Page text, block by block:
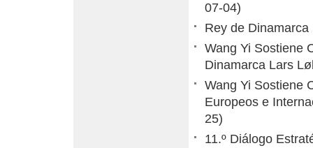
07-04)
Rey de
Wang Yi Sostiene
Dinamarca Lars
Wang Yi Sostiene
Europeos e
25)
11.º Diálogo